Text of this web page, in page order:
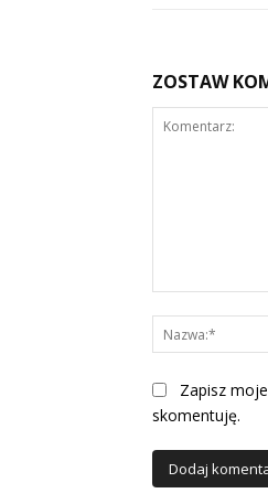
ZOSTAW
Zapisz
skomentuję.